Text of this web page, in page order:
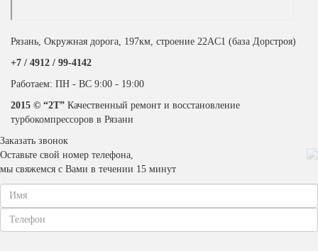
Рязань, Окружная дорога, 197км, строение 22АC1 (база Дорстроя)
+7 / 4912 / 99-4142
Работаем: ПН - ВС 9:00 - 19:00
2015 © “2T” Качественный ремонт и восстановление
турбокомпрессоров в Рязани
Заказать звонок
Оставьте свой номер телефона,
мы свяжемся с Вами в течении 15 минут